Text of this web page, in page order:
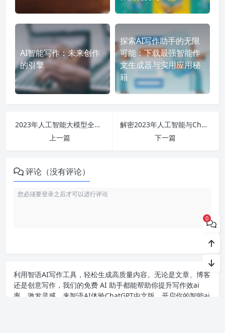
AI智能写作：未来创作
的引擎
探索AI写作助手的无限
可能：下载最强智能作
文生成器与实用应用秘
籍
2023年人工智能大模型全景解析：从应用到市场，哪些公司领跑技术先锋？
上一篇
解密2023年人工智能与ChatGPT：你需要知道的就业前景、细分行业和最新技术动态
下一篇
评论（没有评论）
利用智语AI写作工具，轻松生成高质量内容。无论是文章、博客
还是创意写作，我们的免费 AI 助手都能帮助你提升写作效ai
率，激发灵感。来智语AI体验ChatGPT中文版 ，开启你的智能ai
0